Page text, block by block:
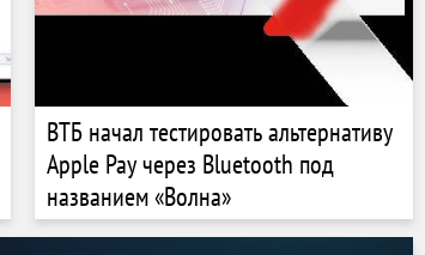
ВТБ начал тестировать альтернативу
Apple Pay через Bluetooth под
названием «Волна»